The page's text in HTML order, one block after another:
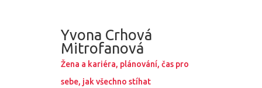
Yvona Crhová
Mitrofanová
Žena a kariéra, plánování, čas pro
sebe, jak všechno stíhat